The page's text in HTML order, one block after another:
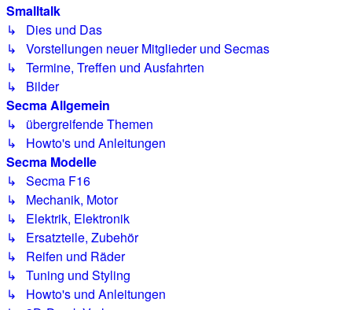
Smalltalk
↳ Dies und Das
↳ Vorstellungen neuer Mitglieder und Secmas
↳ Termine, Treffen und Ausfahrten
↳ Bilder
Secma Allgemein
↳ übergreifende Themen
↳ Howto's und Anleitungen
Secma Modelle
↳ Secma F16
↳ Mechanik, Motor
↳ Elektrik, Elektronik
↳ Ersatzteile, Zubehör
↳ Reifen und Räder
↳ Tuning und Styling
↳ Howto's und Anleitungen